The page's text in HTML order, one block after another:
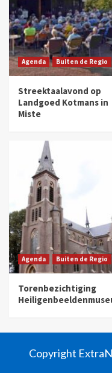
Agenda Buiten de Regio
Streektaalavond op
Landgoed Kotmans in
Miste
Agenda Buiten de Regio
Torenbezichtiging
Copyright